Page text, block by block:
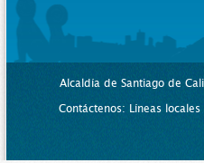
Alcaldía de Santiago de
Contáctenos: Líneas